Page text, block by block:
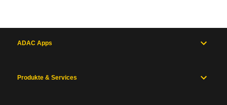
ADAC Apps
Produkte & Services